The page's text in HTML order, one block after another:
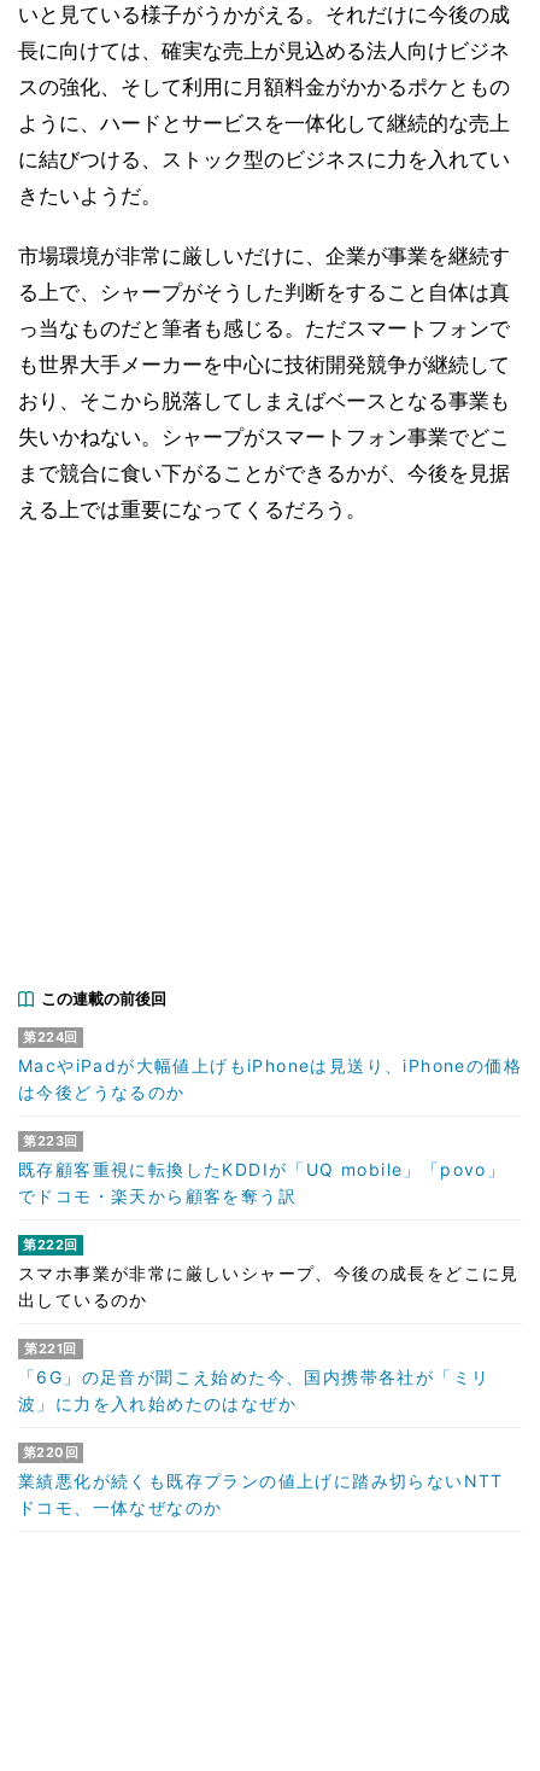
いと見ている様子がうかがえる。それだけに今後の成
長に向けては、確実な売上が見込める法人向けビジネ
スの強化、そして利用に月額料金がかかるポケともの
ように、ハードとサービスを一体化して継続的な売上
に結びつける、ストック型のビジネスに力を入れてい
きたいようだ。
市場環境が非常に厳しいだけに、企業が事業を継続す
る上で、シャープがそうした判断をすること自体は真
っ当なものだと筆者も感じる。ただスマートフォンで
も世界大手メーカーを中心に技術開発競争が継続して
おり、そこから脱落してしまえばベースとなる事業も
失いかねない。シャープがスマートフォン事業でどこ
まで競合に食い下がることができるかが、今後を見据
える上では重要になってくるだろう。
この連載の前後回
第224回
MacやiPadが大幅値上げもiPhoneは見送り、iPhoneの価格
は今後どうなるのか
第223回
既存顧客重視に転換したKDDIが「UQ mobile」「povo」
でドコモ・楽天から顧客を奪う訳
第222回
スマホ事業が非常に厳しいシャープ、今後の成長をどこに見
出しているのか
第221回
「6G」の足音が聞こえ始めた今、国内携帯各社が「ミリ
波」に力を入れ始めたのはなぜか
第220回
業績悪化が続くも既存プランの値上げに踏み切らないNTT
ドコモ、一体なぜなのか